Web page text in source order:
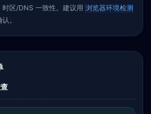
时区/DNS 一致性。建议用 浏览器环境检测
。